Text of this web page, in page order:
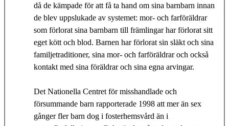
då de kämpade för att få ta hand om sina barnbarn innan
de blev uppslukade av systemet: mor- och farföräldrar
som förlorat sina barnbarn till främlingar har förlorat sitt
eget kött och blod. Barnen har förlorat sin släkt och sina
familjetraditioner, sina mor- och farföräldrar och också
kontakt med sina föräldrar och sina egna arvingar.
Det Nationella Centret för misshandlade och
försummande barn rapporterade 1998 att mer än sex
gånger fler barn dog i fosterhemsvård än i